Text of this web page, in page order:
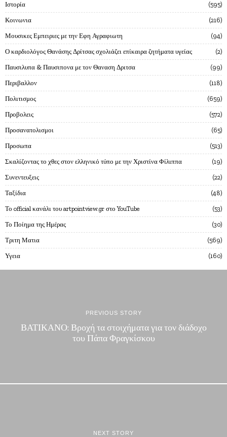
Ιστορία 595
Κοινωνια 216
Μουσικες Εμπειριες με την Εφη Αγραφιωτη 94
Ο καρδιολόγος Θανάσης Δρίτσας σχολιάζει επίκαιρα ζητήματα υγείας 2
Παυσιλυπα & Παυσιπονα με τον Θαναση Δριτσα 99
Περιβαλλον 118
Πολιτισμος 659
Προβολεις 572
Προσανατολισμοι 65
Προσωπα 513
Σκαλίζοντας το χθες στον ελληνικό τύπο με την Χριστίνα Φίλιππα 19
Συνεντευξεις 22
Ταξίδια 48
Το official κανάλι του artpointview.gr στο YouTube 53
Το Ποίημα της Ημέρας 30
Τριτη Ματια 569
Υγεια 160
PREVIOUS STORY
ΒΑΤΙΚΑΝΟ: Βροχή τα στοιχήματα για τον διάδοχο
του Πάπα Φραγκίσκου
NEXT STORY